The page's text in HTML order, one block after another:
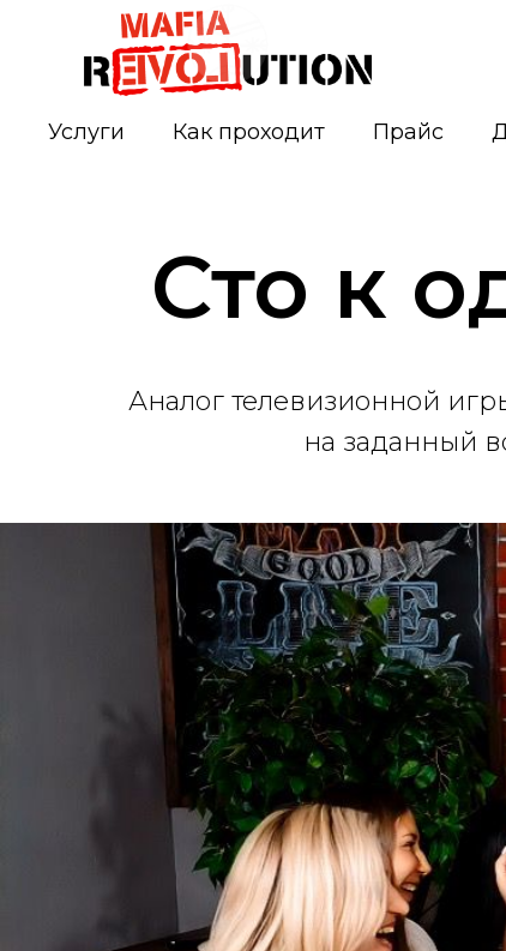
Услуги Как проходит Прайс
Сто к
Аналог телевизионной
на заданный